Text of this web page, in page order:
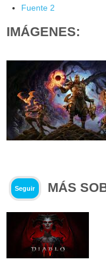
Fuente 2
IMÁGENES:
Seguir MÁS